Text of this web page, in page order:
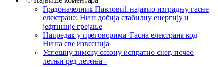
Градоначелник Павловић најавио изградњу гасне
електране: Ниш добија стабилну енергију и
јефтиније грејање
Напредак у преговорима: Гасна електрана код
Ниша све извеснија
Успешну зимску сезону испратио снег, почео
летњи ред летења -